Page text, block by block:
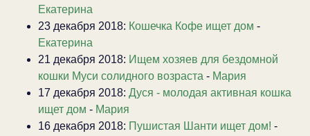
Екатерина
23 декабря 2018: Кошечка Кофе ищет дом -
Екатерина
21 декабря 2018: Ищем хозяев для бездомной
кошки Муси солидного возраста - Мария
17 декабря 2018: Дуся - молодая активная кошка
ищет дом - Мария
16 декабря 2018: Пушистая Шанти ищет дом! -